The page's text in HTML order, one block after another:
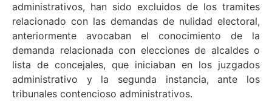
administrativos, han sido excluidos de los tramites
relacionado con las demandas de nulidad electoral,
anteriormente avocaban el conocimiento de la
demanda relacionada con elecciones de alcaldes o
lista de concejales, que iniciaban en los juzgados
administrativo y la segunda instancia, ante los
tribunales contencioso administrativos.